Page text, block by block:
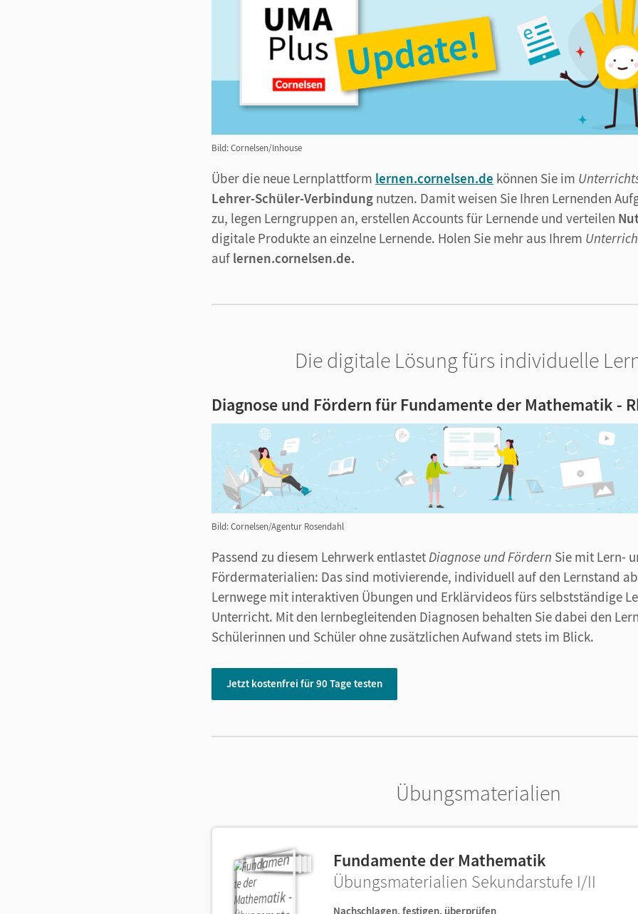
Bild: Cornelsen/Inhouse
Über die neue Lernplattform lernen.cornelsen.de können Sie im
Lehrer-Schüler-Verbindung nutzen. Damit weisen Sie Ihren Lernenden
zu, legen Lerngruppen an, erstellen Accounts für Lernende und verteilen
digitale Produkte an einzelne Lernende. Holen Sie mehr aus Ihrem
auf lernen.cornelsen.de.
Die digitale Lösung fürs individuelle
Diagnose und Fördern für Fundamente der Mathematik -
Bild: Cornelsen/Agentur Rosendahl
Passend zu diesem Lehrwerk entlastet Diagnose und Fördern Sie mit Lern-
Fördermaterialien: Das sind motivierende, individuell auf den Lernstand
Lernwege mit interaktiven Übungen und Erklärvideos fürs selbstständige
Unterricht. Mit den lernbegleitenden Diagnosen behalten Sie dabei den
Schülerinnen und Schüler ohne zusätzlichen Aufwand stets im Blick.
Jetzt kostenfrei für 90 Tage testen
Übungsmaterialien
Fundamente der Mathematik
Übungsmaterialien Sekundarstufe I/II
Nachschlagen, festigen, überprüfen